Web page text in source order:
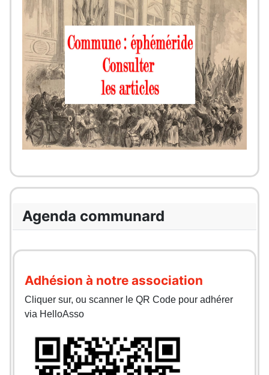
Agenda communard
Adhésion à notre association
Cliquer sur, ou scanner le QR Code pour adhérer
via HelloAsso